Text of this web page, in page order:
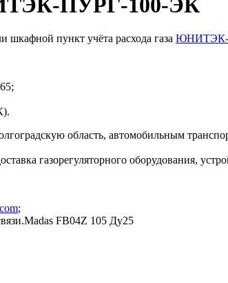
пункт учёта расхода газа ЮНИТЭК-
область, автомобильным
газорегуляторного оборудования,
;
FB04Z 105 Ду25